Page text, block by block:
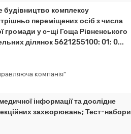
будівництво комплексу
переміщених осіб з числа
громади у с-щі Гоща Рівненського
ділянок 5621255100: 01: 0...
компанія"
інформації та дослідне
захворювань; Тест-набори